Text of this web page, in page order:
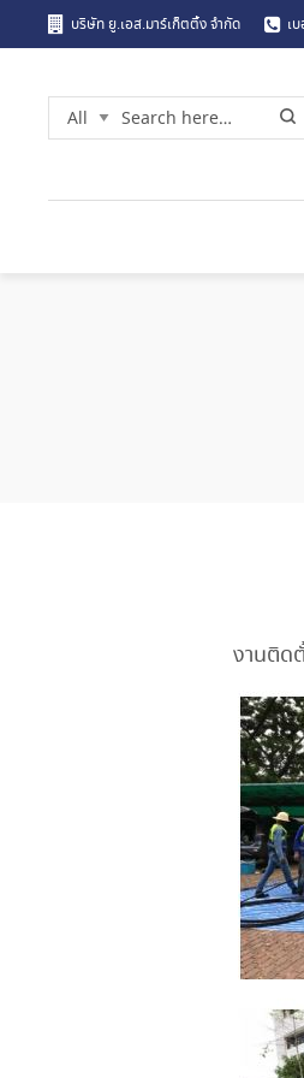
บริษัท ยู.เอส.มาร์เก็ตติ้ง จำกัด เ
งานติด